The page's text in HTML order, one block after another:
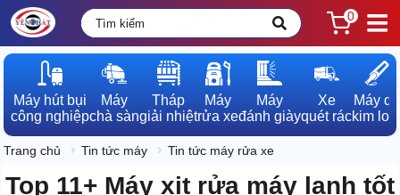
0
Máy hút bụi
công nghiệp
Máy
chà sàn
Tháp
giải nhiệt
Máy
rửa xe
Máy
đánh giày
Xe
quét rác
Máy dò
kim loại
Trang chủ Tin tức máy Tin tức máy rửa xe
Top 11+ Máy xịt rửa máy lạnh tốt